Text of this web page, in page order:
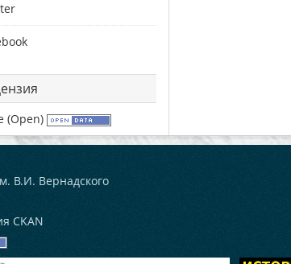
(Open)
В.И. Вернадского
CKAN